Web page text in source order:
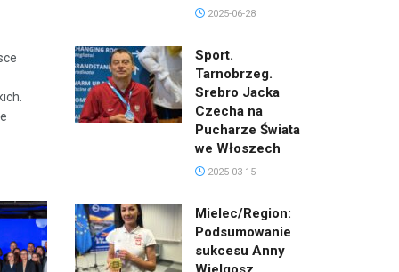
2025-06-28
Sport.
Tarnobrzeg.
Srebro Jacka
Czecha na
Pucharze Świata
we Włoszech
2025-03-15
Mielec/Region:
Podsumowanie
sukcesu Anny